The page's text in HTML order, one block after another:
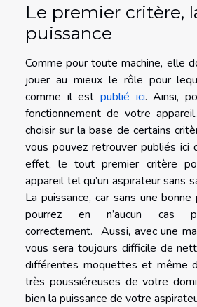
Le premier critère,
puissance
Comme pour toute machine, elle
jouer au mieux le rôle pour
comme il est publié ici. Ainsi,
fonctionnement de votre
choisir sur la base de certains
vous pouvez retrouver publiés ici
effet, le tout premier critère
appareil tel qu’un aspirateur sans
La puissance, car sans une bonne
pourrez en n’aucun cas
correctement. Aussi, avec une
vous sera toujours difficile de
différentes moquettes et même
très poussiéreuses de votre
bien la puissance de votre